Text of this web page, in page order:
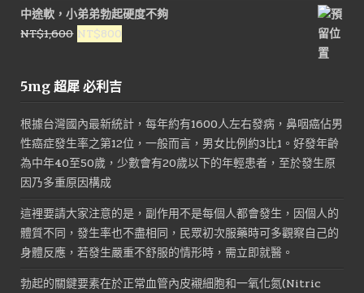
格：
NT$1,500。
格：
NT$800。
中途軟，小弟弟勃起硬度不夠
NT$1,600 原
格：
NT$800
5mg 超犀 必利吉
根據台灣國內最新統計，每年約有1600人左右發病，鼻咽癌佔男
性癌症發生率之第12位，一般而言，男女比例約3比1。好發年齡
為中年40至50歲，少數會有20歲以下的年輕患者，至於發生原
因乃多重原因構成
這裡要請大家注意的是，副作用不是每個人都會發生，因個人的
體質不同，發生率也不盡相同，民眾初次服藥時可多觀察自己的
身體反應，若發生嚴重不舒服的情形時，需立即就醫。
勃起的關鍵要素在於正常血管內皮襯細胞和一氧化氮(Nitric